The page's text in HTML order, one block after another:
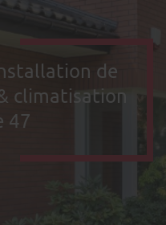
de
climatisation
47